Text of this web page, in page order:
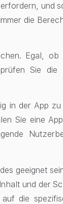
und
die
Egal, ob
Sie die
in der App zu
Sie eine
geeignet
und der
die